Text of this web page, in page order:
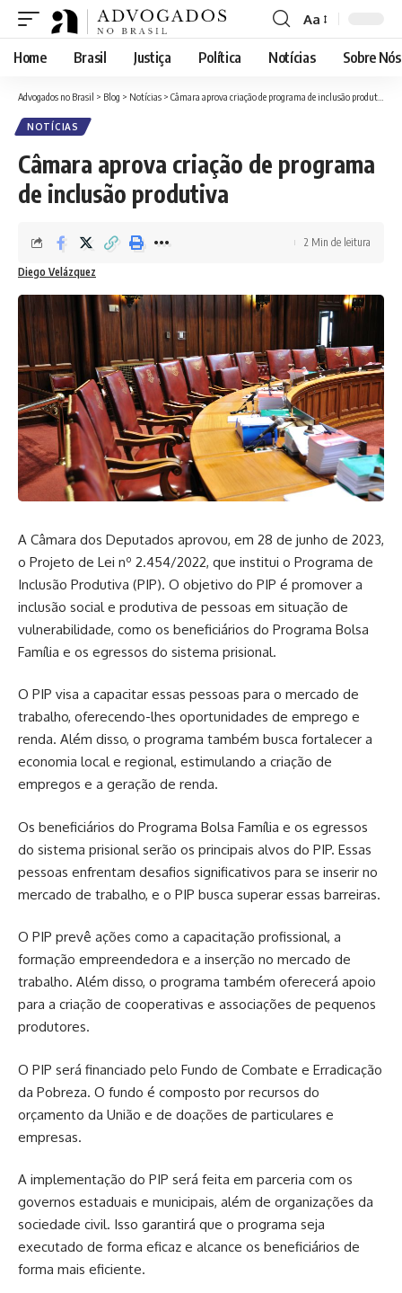
Font
Resizer
Aa
Home Brasil Justiça Política Notícias Sobre Nós
Advogados no Brasil > Blog > Notícias > Câmara aprova criação de programa de inclusão produtiva
NOTÍCIAS
Câmara aprova criação de programa
de inclusão produtiva
Diego Velázquez
2 Min de leitura
A Câmara dos Deputados aprovou, em 28 de junho de 2023,
o Projeto de Lei nº 2.454/2022, que institui o Programa de
Inclusão Produtiva (PIP). O objetivo do PIP é promover a
inclusão social e produtiva de pessoas em situação de
vulnerabilidade, como os beneficiários do Programa Bolsa
Família e os egressos do sistema prisional.
O PIP visa a capacitar essas pessoas para o mercado de
trabalho, oferecendo-lhes oportunidades de emprego e
renda. Além disso, o programa também busca fortalecer a
economia local e regional, estimulando a criação de
empregos e a geração de renda.
Os beneficiários do Programa Bolsa Família e os egressos
do sistema prisional serão os principais alvos do PIP. Essas
pessoas enfrentam desafios significativos para se inserir no
mercado de trabalho, e o PIP busca superar essas barreiras.
O PIP prevê ações como a capacitação profissional, a
formação empreendedora e a inserção no mercado de
trabalho. Além disso, o programa também oferecerá apoio
para a criação de cooperativas e associações de pequenos
produtores.
O PIP será financiado pelo Fundo de Combate e Erradicação
da Pobreza. O fundo é composto por recursos do
orçamento da União e de doações de particulares e
empresas.
A implementação do PIP será feita em parceria com os
governos estaduais e municipais, além de organizações da
sociedade civil. Isso garantirá que o programa seja
executado de forma eficaz e alcance os beneficiários de
forma mais eficiente.